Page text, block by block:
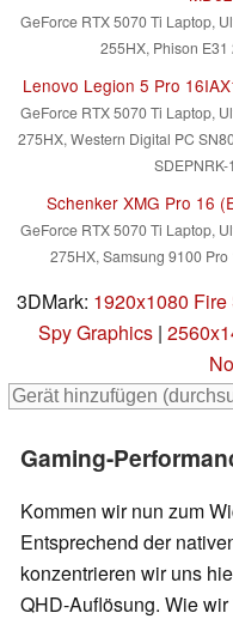
GeForce RTX 5070 Ti Laptop,
255HX, Phison E31
Lenovo Legion 5 Pro
GeForce RTX 5070 Ti Laptop,
275HX, Western Digital PC
SDEPNRK-
Schenker XMG Pro 16
GeForce RTX 5070 Ti Laptop,
275HX, Samsung 9100 Pro
3DMark: 1920x1080
Spy Graphics |
Gaming-
Kommen wir nun zum
Entsprechend der
konzentrieren wir uns
QHD-Auflösung. Wie